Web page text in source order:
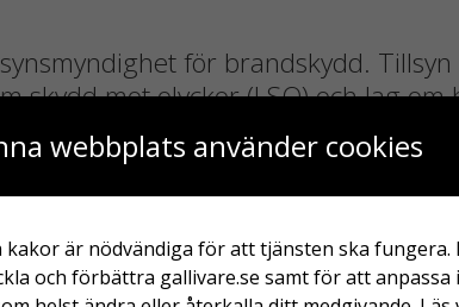
för brandskydd.
skydd mot olyckor (LSO) och lag
tillsyn regelbundet, vid behov och
tillsyn innebär en
brandskydd utifrån ett
1-6 år mellan tillsynsbesöken. Om
med två år. Om det har brunnit en
webbplats använder cookies
kakor är nödvändiga för att tjänsten ska fungera.
och förbättra gallivare.se samt för att